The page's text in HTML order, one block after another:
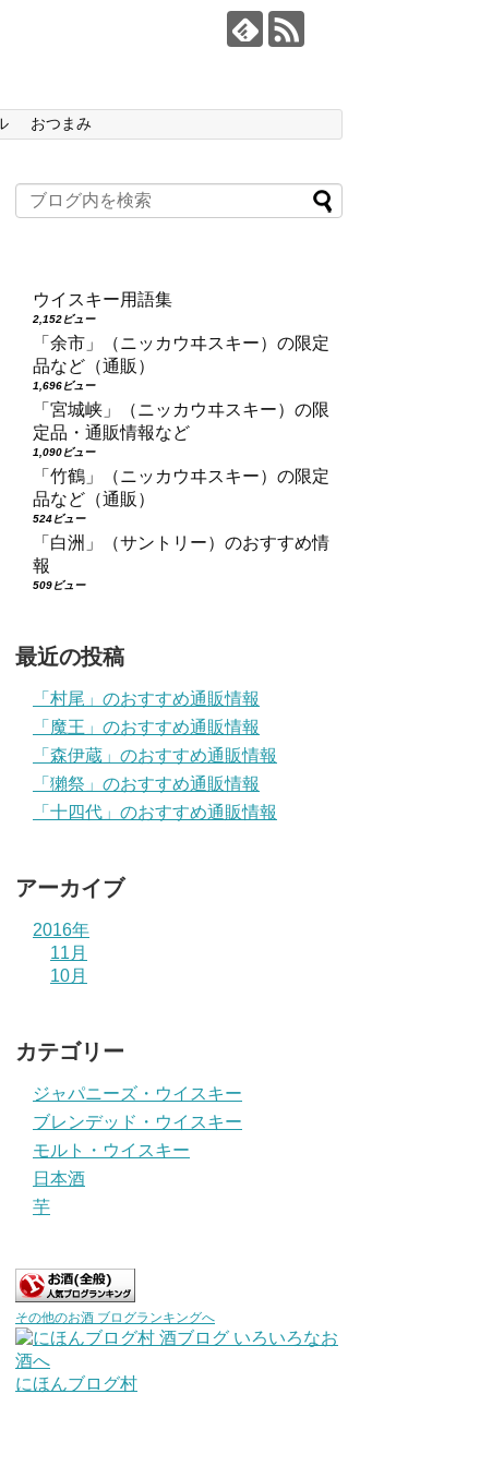
おつまみ
ウイスキー用語集
2,152ビュー
「余市」（ニッカウヰスキー）の限定
品など（通販）
1,696ビュー
「宮城峡」（ニッカウヰスキー）の限
定品・通販情報など
1,090ビュー
「竹鶴」（ニッカウヰスキー）の限定
品など（通販）
524ビュー
「白洲」（サントリー）のおすすめ情
報
509ビュー
最近の投稿
「村尾」のおすすめ通販情報
「魔王」のおすすめ通販情報
「森伊蔵」のおすすめ通販情報
「獺祭」のおすすめ通販情報
「十四代」のおすすめ通販情報
アーカイブ
2016年
11月
10月
カテゴリー
ジャパニーズ・ウイスキー
ブレンデッド・ウイスキー
モルト・ウイスキー
日本酒
芋
その他のお酒 ブログランキングへ
にほんブログ村